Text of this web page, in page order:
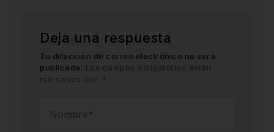
Deja una respuesta
Tu dirección de correo electrónico no será
publicada. Los campos obligatorios están
marcados con *